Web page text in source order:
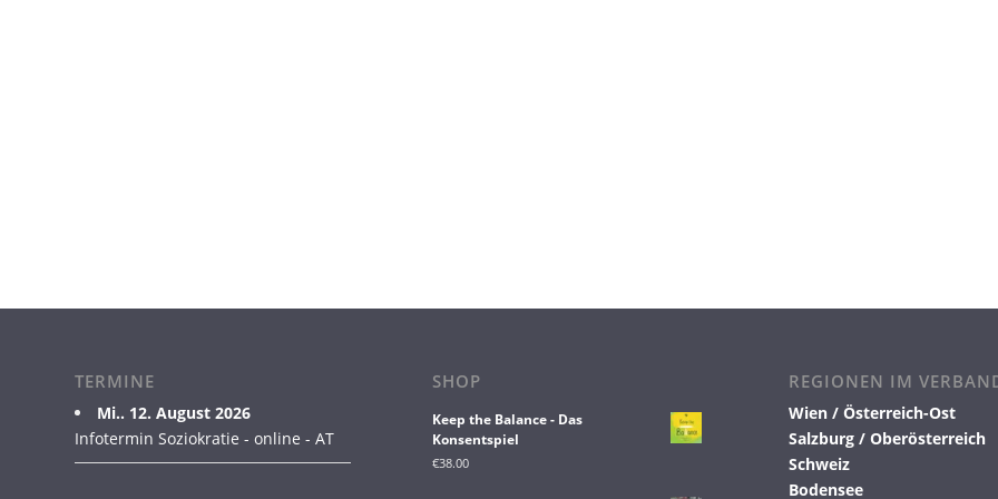
TERMINE
Mi.. 12. August 2026
Infotermin Soziokratie - online - AT
SHOP
Keep the Balance - Das
Konsentspiel
€38.00
REGIONEN IM
Wien / Österreich-Ost
Salzburg / Oberösterreich
Schweiz
Bodensee